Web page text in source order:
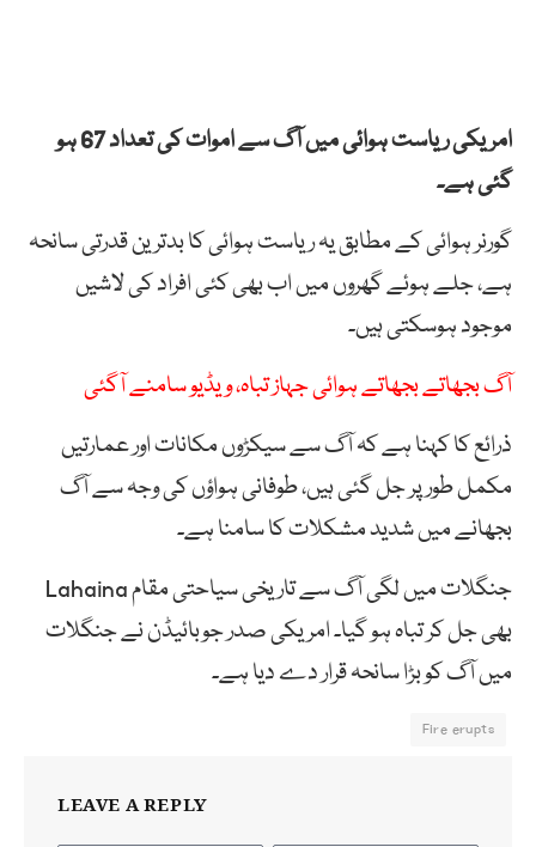
امریکی ریاست ہوائی میں آگ سے اموات کی تعداد 67 ہو
گئی ہے۔
گورنر ہوائی کے مطابق یہ ریاست ہوائی کا بدترین قدرتی سانحہ
ہے، جلے ہوئے گھروں میں اب بھی کئی افراد کی لاشیں
موجود ہوسکتی ہیں۔
آگ بجھاتے بجھاتے ہوائی جہاز تباہ، ویڈیو سامنے آگئی
ذرائع کا کہنا ہے کہ آگ سے سیکڑوں مکانات اور عمارتیں
مکمل طور پر جل گئی ہیں، طوفانی ہواؤں کی وجہ سے آگ
بجھانے میں شدید مشکلات کا سامنا ہے۔
جنگلات میں لگی آگ سے تاریخی سیاحتی مقام Lahaina
بھی جل کر تباہ ہو گیا۔ امریکی صدر جوبائیڈن نے جنگلات
میں آگ کو بڑا سانحہ قرار دے دیا ہے۔
Fire erupts
LEAVE A REPLY